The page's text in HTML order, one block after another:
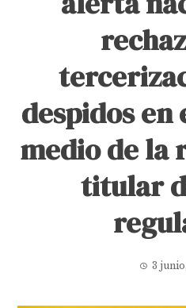
despidos en
medio de la
titular
3